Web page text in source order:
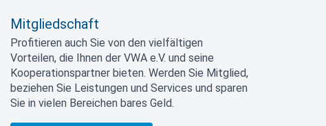
Mitgliedschaft
Profitieren auch Sie von den vielfältigen
Vorteilen, die Ihnen der VWA e.V. und seine
Kooperationspartner bieten. Werden Sie Mitglied,
beziehen Sie Leistungen und Services und sparen
Sie in vielen Bereichen bares Geld.